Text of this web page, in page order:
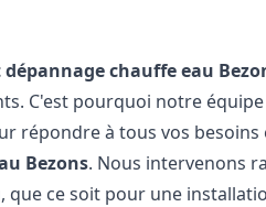
chauffe eau
C'est pourquoi notre
répondre à tous vos besoins
Bezons. Nous intervenons
que ce soit pour une